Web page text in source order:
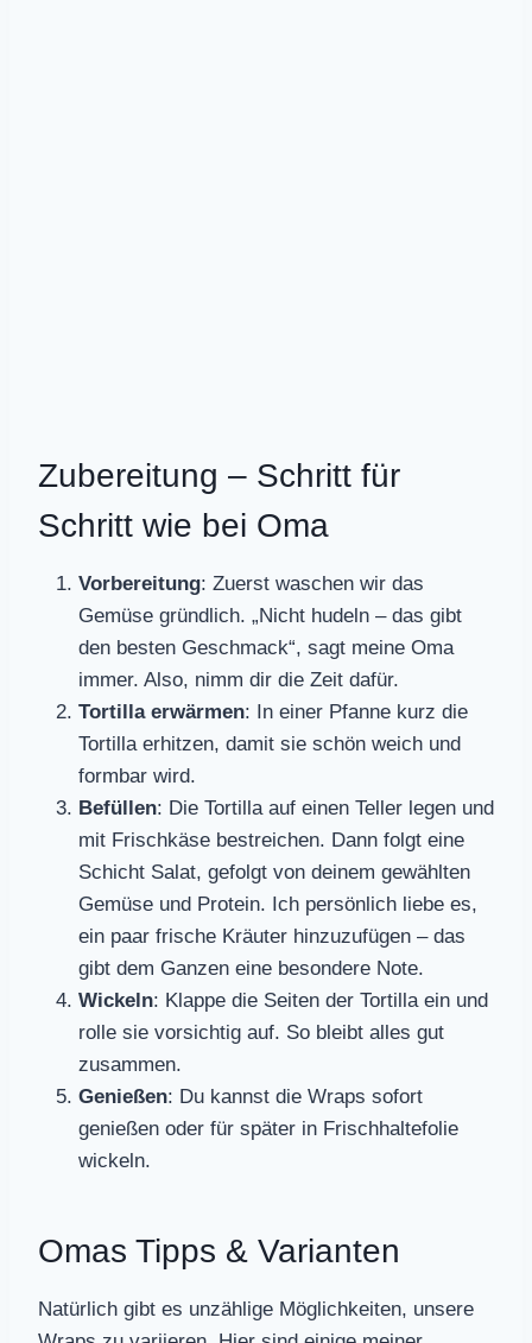
Zubereitung – Schritt für
Schritt wie bei Oma
Vorbereitung: Zuerst waschen wir das
Gemüse gründlich. „Nicht hudeln – das gibt
den besten Geschmack“, sagt meine Oma
immer. Also, nimm dir die Zeit dafür.
Tortilla erwärmen: In einer Pfanne kurz die
Tortilla erhitzen, damit sie schön weich und
formbar wird.
Befüllen: Die Tortilla auf einen Teller legen und
mit Frischkäse bestreichen. Dann folgt eine
Schicht Salat, gefolgt von deinem gewählten
Gemüse und Protein. Ich persönlich liebe es,
ein paar frische Kräuter hinzuzufügen – das
gibt dem Ganzen eine besondere Note.
Wickeln: Klappe die Seiten der Tortilla ein und
rolle sie vorsichtig auf. So bleibt alles gut
zusammen.
Genießen: Du kannst die Wraps sofort
genießen oder für später in Frischhaltefolie
wickeln.
Omas Tipps & Varianten
Natürlich gibt es unzählige Möglichkeiten, unsere